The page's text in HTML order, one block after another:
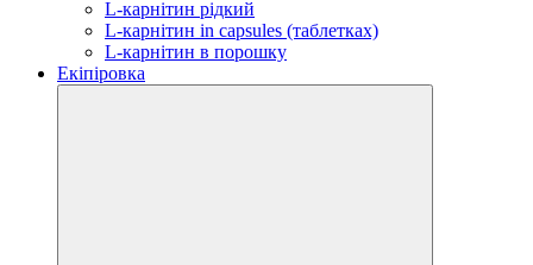
L-карнітин рідкий
L-карнітин in capsules (таблетках)
L-карнітин в порошку
Екіпіровка